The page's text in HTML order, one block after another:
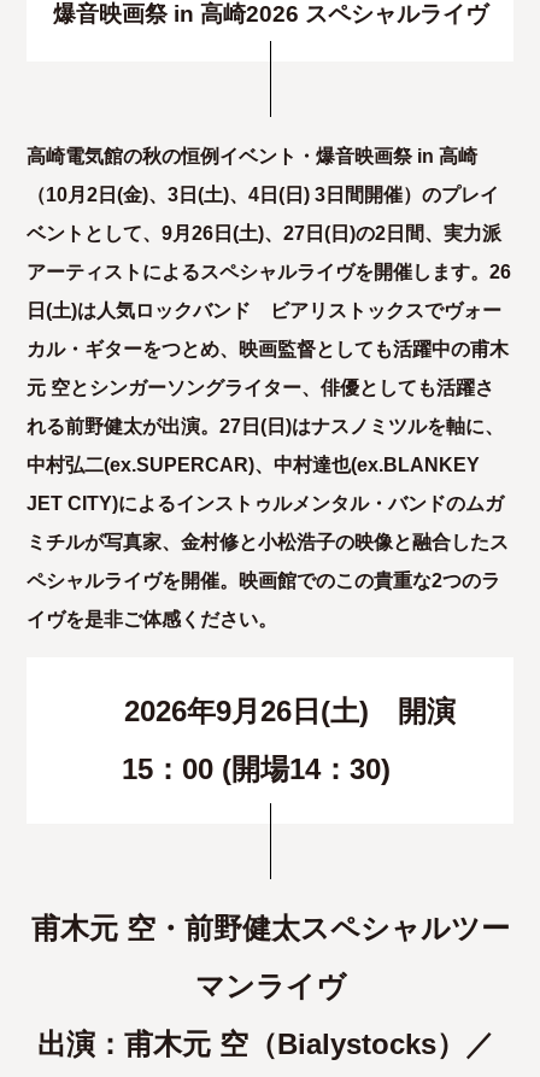
爆音映画祭 in 高崎2026 スペシャルライヴ
高崎電気館の秋の恒例イベント・爆音映画祭 in 高崎
（10月2日(金)、3日(土)、4日(日) 3日間開催）のプレイ
ベントとして、9月26日(土)、27日(日)の2日間、実力派
アーティストによるスペシャルライヴを開催します。26
日(土)は人気ロックバンド ビアリストックスでヴォー
カル・ギターをつとめ、映画監督としても活躍中の甫木
元 空とシンガーソングライター、俳優としても活躍さ
れる前野健太が出演。27日(日)はナスノミツルを軸に、
中村弘二(ex.SUPERCAR)、中村達也(ex.BLANKEY
JET CITY)によるインストゥルメンタル・バンドのムガ
ミチルが写真家、金村修と小松浩子の映像と融合したス
ペシャルライヴを開催。映画館でのこの貴重な2つのラ
イヴを是非ご体感ください。
2026年9月26日(土) 開演
15：00 (開場14：30)
甫木元 空・前野健太スペシャルツー
マンライヴ
出演：甫木元 空（Bialystocks）／